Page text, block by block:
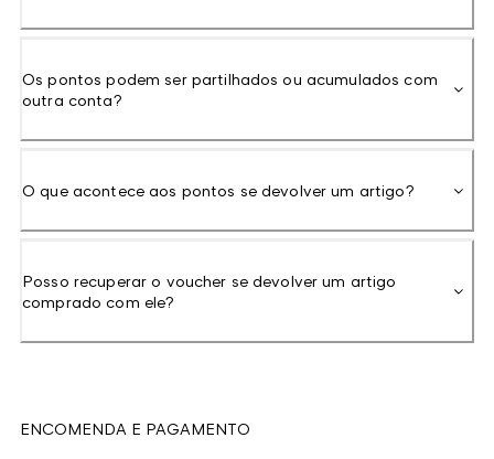
Os pontos podem ser partilhados ou acumulados com
outra conta?
O que acontece aos pontos se devolver um artigo?
Posso recuperar o voucher se devolver um artigo
comprado com ele?
ENCOMENDA E PAGAMENTO